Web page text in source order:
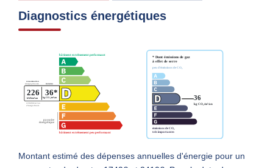
Diagnostics énergétiques
Montant estimé des dépenses annuelles d'énergie pour un